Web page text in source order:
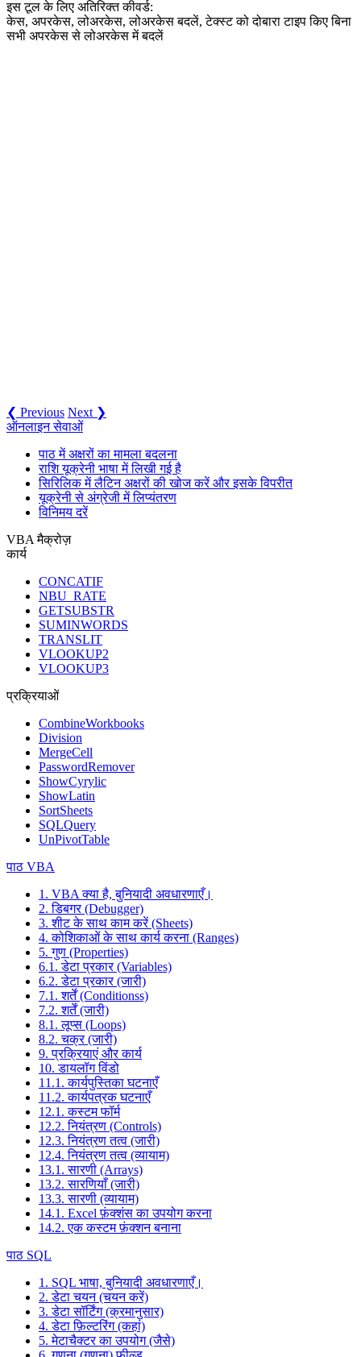
इस टूल के लिए अतिरिक्त कीवर्ड:
केस, अपरकेस, लोअरकेस, लोअरकेस बदलें, टेक्स्ट को दोबारा टाइप किए बिना
सभी अपरकेस से लोअरकेस में बदलें
❮ Previous Next ❯
ऑनलाइन सेवाओं
पाठ में अक्षरों का मामला बदलना
राशि यूक्रेनी भाषा में लिखी गई है
सिरिलिक में लैटिन अक्षरों की खोज करें और इसके विपरीत
यूक्रेनी से अंग्रेजी में लिप्यंतरण
विनिमय दरें
VBA मैक्रोज़
कार्य
CONCATIF
NBU_RATE
GETSUBSTR
SUMINWORDS
TRANSLIT
VLOOKUP2
VLOOKUP3
प्रक्रियाओं
CombineWorkbooks
Division
MergeCell
PasswordRemover
ShowCyrylic
ShowLatin
SortSheets
SQLQuery
UnPivotTable
पाठ VBA
1. VBA क्या है, बुनियादी अवधारणाएँ।
2. डिबगर (Debugger)
3. शीट के साथ काम करें (Sheets)
4. कोशिकाओं के साथ कार्य करना (Ranges)
5. गुण (Properties)
6.1. डेटा प्रकार (Variables)
6.2. डेटा प्रकार (जारी)
7.1. शर्तें (Conditionss)
7.2. शर्तें (जारी)
8.1. लूप्स (Loops)
8.2. चक्र (जारी)
9. प्रक्रियाएं और कार्य
10. डायलॉग विंडो
11.1. कार्यपुस्तिका घटनाएँ
11.2. कार्यपत्रक घटनाएँ
12.1. कस्टम फॉर्म
12.2. नियंत्रण (Controls)
12.3. नियंत्रण तत्व (जारी)
12.4. नियंत्रण तत्व (व्यायाम)
13.1. सारणी (Arrays)
13.2. सारणियाँ (जारी)
13.3. सारणी (व्यायाम)
14.1. Excel फ़ंक्शंस का उपयोग करना
14.2. एक कस्टम फ़ंक्शन बनाना
पाठ SQL
1. SQL भाषा, बुनियादी अवधारणाएँ।
2. डेटा चयन (चयन करें)
3. डेटा सॉर्टिंग (क्रमानुसार)
4. डेटा फ़िल्टरिंग (कहां)
5. मेटाचैक्टर का उपयोग (जैसे)